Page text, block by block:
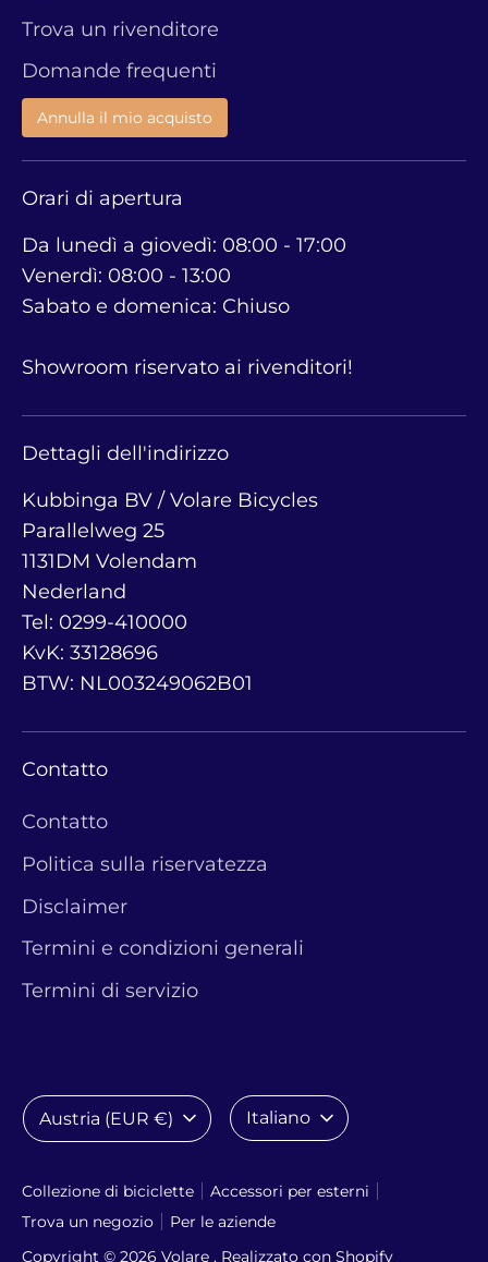
Trova un rivenditore
Domande frequenti
Annulla il mio acquisto
Orari di apertura
Da lunedì a giovedì: 08:00 - 17:00
Venerdì: 08:00 - 13:00
Sabato e domenica: Chiuso
Showroom riservato ai rivenditori!
Dettagli dell'indirizzo
Kubbinga BV / Volare Bicycles
Parallelweg 25
1131DM Volendam
Nederland
Tel: 0299-410000
KvK: 33128696
BTW: NL003249062B01
Contatto
Contatto
Politica sulla riservatezza
Disclaimer
Termini e condizioni generali
Termini di servizio
Collezione di biciclette
Accessori per esterni
Trova un negozio
Per le aziende
Copyright © 2026 Volare . Realizzato con Shopify
Valuta
Austria (EUR €) Lingua
Italiano